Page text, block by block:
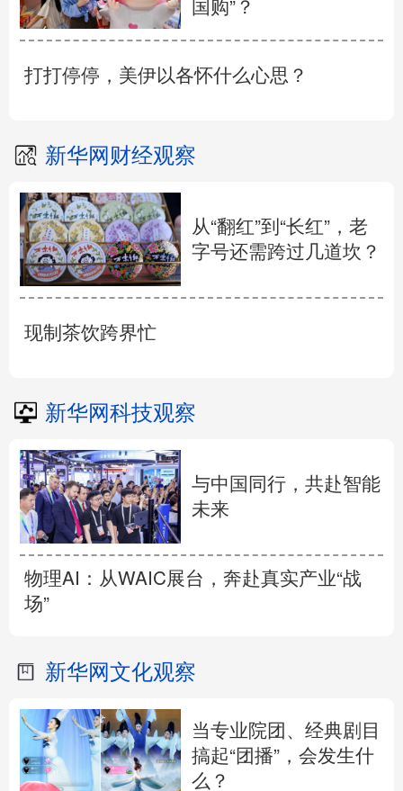
国购”？
打打停停，美伊以各怀什么心思？
新华网财经观察
从“翻红”到“长红”，老
字号还需跨过几道坎？
现制茶饮跨界忙
新华网科技观察
与中国同行，共赴智能
未来
物理AI：从WAIC展台，奔赴真实产业“战
场”
新华网文化观察
当专业院团、经典剧目
搞起“团播”，会发生什
么？